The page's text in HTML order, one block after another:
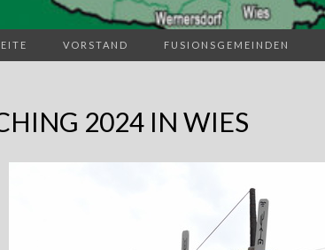
VORSTAND FUSIONSGEMEINDEN
2024 IN WIES